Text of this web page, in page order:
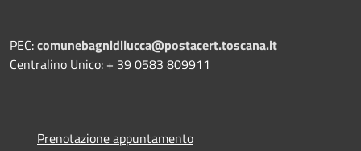
PEC:comunebagnidilucca@postacert.toscana.it
Centralino Unico: + 39 0583 809911
Prenotazione appuntamento